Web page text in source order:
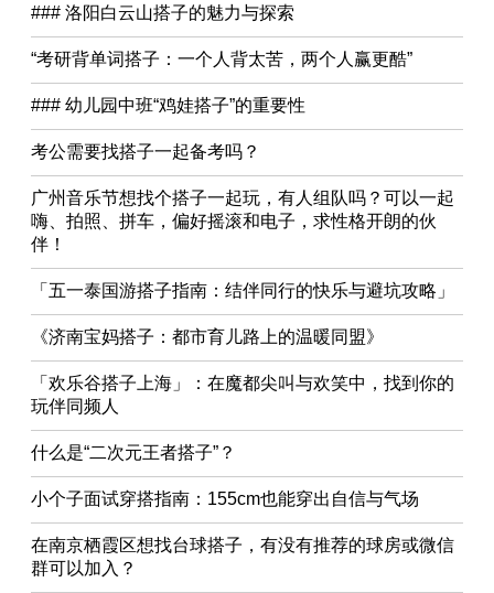
### 洛阳白云山搭子的魅力与探索
“考研背单词搭子：一个人背太苦，两个人赢更酷”
### 幼儿园中班“鸡娃搭子”的重要性
考公需要找搭子一起备考吗？
广州音乐节想找个搭子一起玩，有人组队吗？可以一起
嗨、拍照、拼车，偏好摇滚和电子，求性格开朗的伙
伴！
「五一泰国游搭子指南：结伴同行的快乐与避坑攻略」
《济南宝妈搭子：都市育儿路上的温暖同盟》
「欢乐谷搭子上海」：在魔都尖叫与欢笑中，找到你的
玩伴同频人
什么是“二次元王者搭子”？
小个子面试穿搭指南：155cm也能穿出自信与气场
在南京栖霞区想找台球搭子，有没有推荐的球房或微信
群可以加入？